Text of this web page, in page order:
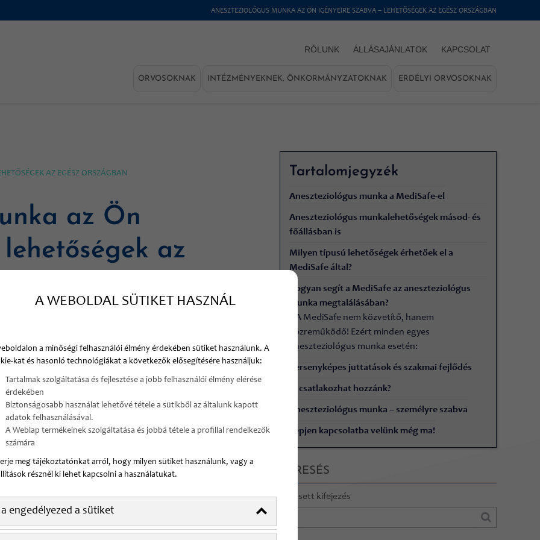
ANESZTEZIOLÓGUS MUNKA AZ ÖN IGÉNYEIRE SZABVA – LEHETŐSÉGEK AZ EGÉSZ ORSZÁGBAN
RÓLUNK ÁLLÁSAJÁNLATOK KAPCSOLAT
ORVOSOKNAK INTÉZMÉNYEKNEK, ÖNKORMÁNYZATOKNAK ERDÉLYI ORVOSOKNAK
AZ EGÉSZ ORSZÁGBAN
az Ön
az
egész országban, személyre szabott
– csak a MediSafe-nél.
Tartalomjegyzék
Aneszteziológus munka a MediSafe-el
Aneszteziológus munkalehetőségek másod- és
főállásban is
Milyen típusú lehetőségek érhetőek el a
MediSafe által?
Hogyan segít a MediSafe az aneszteziológus
munka megtalálásában?
A MediSafe nem közvetítő, hanem
közreműködő! Ezért minden egyes
aneszteziológus munka esetén:
Versenyképes juttatások és szakmai fejlődés
Ki csatlakozhat hozzánk?
Aneszteziológus munka – személyre szabva
Lépjen kapcsolatba velünk még ma!
KERESÉS
Keresett kifejezés
A WEBOLDAL SÜTIKET HASZNÁL
a minőségi felhasználói élmény érdekében sütiket használunk. A
kat és hasonló technológiákat a következők elősegítésére használjuk:
Tartalmak szolgáltatása és fejlesztése a jobb felhasználói élmény elérése
érdekében
Biztonságosabb használat lehetővé tétele a sütikből az általunk kapott
adatok felhasználásával.
A Weblap termékeinek szolgáltatása és jobbá tétele a profillal rendelkezők
számára
meg tájékoztatónkat arról, hogy milyen sütiket használunk, vagy a
résznél ki lehet kapcsolni a használatukat.
engedélyezed a sütiket